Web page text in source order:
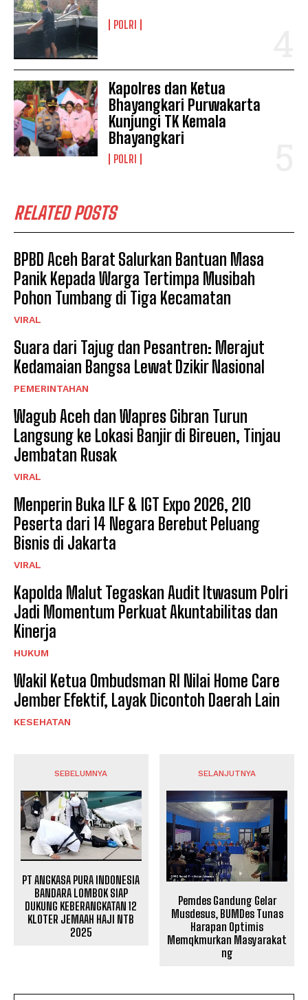
POLRI
Kapolres dan Ketua
Bhayangkari Purwakarta
Kunjungi TK Kemala
Bhayangkari
POLRI
RELATED POSTS
BPBD Aceh Barat Salurkan Bantuan Masa
Panik Kepada Warga Tertimpa Musibah
Pohon Tumbang di Tiga Kecamatan
VIRAL
Suara dari Tajug dan Pesantren: Merajut
Kedamaian Bangsa Lewat Dzikir Nasional
PEMERINTAHAN
Wagub Aceh dan Wapres Gibran Turun
Langsung ke Lokasi Banjir di Bireuen, Tinjau
Jembatan Rusak
VIRAL
Menperin Buka ILF & IGT Expo 2026, 210
Peserta dari 14 Negara Berebut Peluang
Bisnis di Jakarta
VIRAL
Kapolda Malut Tegaskan Audit Itwasum Polri
Jadi Momentum Perkuat Akuntabilitas dan
Kinerja
HUKUM
Wakil Ketua Ombudsman RI Nilai Home Care
Jember Efektif, Layak Dicontoh Daerah Lain
KESEHATAN
SEBELUMNYA
PT ANGKASA PURA INDONESIA
BANDARA LOMBOK SIAP
DUKUNG KEBERANGKATAN 12
KLOTER JEMAAH HAJI NTB
2025
SELANJUTNYA
Pemdes Gandung Gelar
Musdesus, BUMDes Tunas
Harapan Optimis
Memqkmurkan Masyarakat
ng